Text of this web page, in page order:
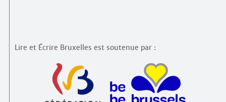
Lire et Écrire Bruxelles est soutenue par :